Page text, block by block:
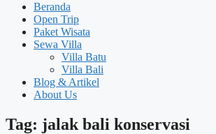
Beranda
Open Trip
Paket Wisata
Sewa Villa
Villa Batu
Villa Bali
Blog & Artikel
About Us
Tag: jalak bali konservasi